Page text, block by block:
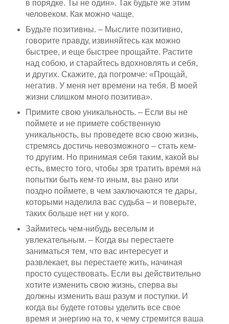
в порядке. Ты не один». Так будьте же этим
человеком. Как можно чаще.
Будьте позитивны. – Мыслите позитивно,
говорите правду, извиняйтесь как можно
быстрее, и еще быстрее прощайте. Растите
над собою, и старайтесь вдохновлять и себя,
и других. Скажите, да погромче: «Прощай,
негатив. У меня нет времени на тебя. В моей
жизни слишком много позитива».
Примите свою уникальность. – Если вы не
поймете и не примете собственную
уникальность, вы проведете всю свою жизнь,
стремясь достичь невозможного – стать кем-
то другим. Но принимая себя таким, какой вы
есть, вместо того, чтобы зря тратить время на
попытки быть кем-то иным, вы рано или
поздно поймете, в чем заключаются те дары,
которыми наделила вас судьба – и поверьте,
таких больше нет ни у кого.
Займитесь чем-нибудь веселым и
увлекательным. – Когда вы перестаете
заниматься тем, что вас интересует и
развлекает, вы перестаете жить, начиная
просто существовать. Если вы действительно
хотите изменить свою жизнь, сперва вы
должны изменить ваш разум и поступки. И
когда вы будете готовы уделить все свое
время и энергию на то, к чему стремится ваша